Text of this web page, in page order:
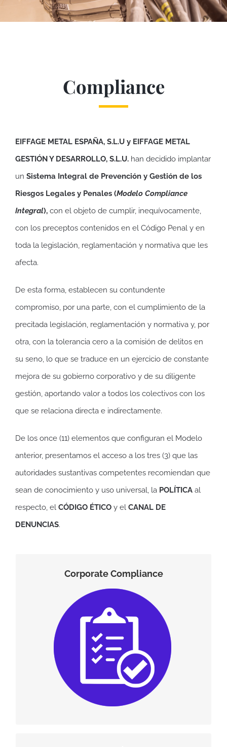
Compliance
EIFFAGE METAL ESPAÑA, S.L.U y EIFFAGE METAL
GESTIÓN Y DESARROLLO, S.L.U. han decidido implantar
un Sistema Integral de Prevención y Gestión de los
Riesgos Legales y Penales (Modelo Compliance
Integral),con el objeto de cumplir, inequívocamente,
con los preceptos contenidos en el Código Penal y en
toda la legislación, reglamentación y normativa que les
afecta.
De esta forma, establecen su contundente
compromiso, por una parte, con el cumplimiento de la
precitada legislación, reglamentación y normativa y, por
otra, con la tolerancia cero a la comisión de delitos en
su seno, lo que se traduce en un ejercicio de constante
mejora de su gobierno corporativo y de su diligente
gestión, aportando valor a todos los colectivos con los
que se relaciona directa e indirectamente.
De los once (11) elementos que configuran el Modelo
anterior, presentamos el acceso a los tres (3) que las
autoridades sustantivas competentes recomiendan que
sean de conocimiento y uso universal, la POLÍTICAal
respecto, el CÓDIGO ÉTICOy el CANAL DE
DENUNCIAS.
Corporate Compliance
Política en materia de Corporate
Compliance
(descargar)